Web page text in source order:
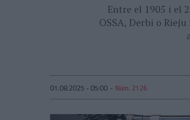
Entre el 1905 i el
OSSA, Derbi o
01.08.2025 - 05:00 Núm. 2126